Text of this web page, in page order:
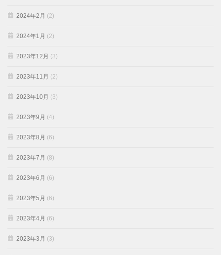
2024年2月 (2)
2024年1月 (2)
2023年12月 (3)
2023年11月 (2)
2023年10月 (3)
2023年9月 (4)
2023年8月 (6)
2023年7月 (8)
2023年6月 (6)
2023年5月 (6)
2023年4月 (6)
2023年3月 (3)